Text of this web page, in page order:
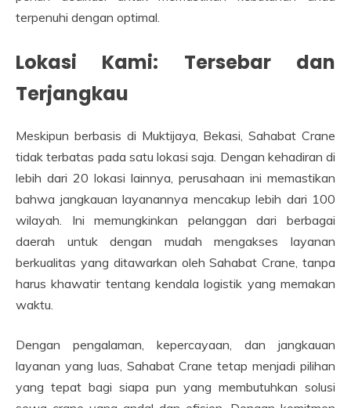
terpenuhi dengan optimal.
Lokasi Kami: Tersebar dan
Terjangkau
Meskipun berbasis di Muktijaya, Bekasi, Sahabat Crane
tidak terbatas pada satu lokasi saja. Dengan kehadiran di
lebih dari 20 lokasi lainnya, perusahaan ini memastikan
bahwa jangkauan layanannya mencakup lebih dari 100
wilayah. Ini memungkinkan pelanggan dari berbagai
daerah untuk dengan mudah mengakses layanan
berkualitas yang ditawarkan oleh Sahabat Crane, tanpa
harus khawatir tentang kendala logistik yang memakan
waktu.
Dengan pengalaman, kepercayaan, dan jangkauan
layanan yang luas, Sahabat Crane tetap menjadi pilihan
yang tepat bagi siapa pun yang membutuhkan solusi